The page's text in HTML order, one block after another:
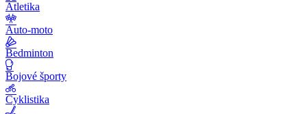
Atletika
Auto-moto
Bedminton
Bojové športy
Cyklistika